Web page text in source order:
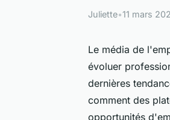
Juliette•11 mars
Le média de
évoluer
dernières
comment des
opportunités